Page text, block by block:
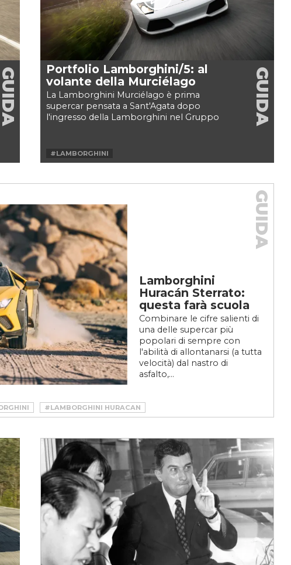
GUIDA
Portfolio Lamborghini/5: al
volante della Murciélago
La Lamborghini Murciélago è prima
supercar pensata a Sant'Agata dopo
l'ingresso della Lamborghini nel Gruppo
GUIDA
#LAMBORGHINI
Lamborghini
Huracán Sterrato:
questa farà scuola
Combinare le cifre salienti di
una delle supercar più
popolari di sempre con
l'abilità di allontanarsi (a tutta
velocità) dal nastro di
asfalto,...
GUIDA
#LAMBORGHINI HURACAN
#SUPERCAR